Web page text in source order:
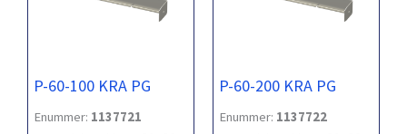
P-60-100 KRA PG
Enummer: 1137721
P-60-200 KRA PG
Enummer: 1137722